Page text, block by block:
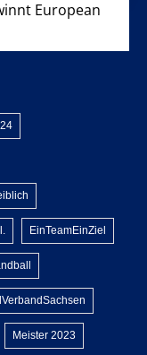
European
EinTeamEinZiel
Meister 2023